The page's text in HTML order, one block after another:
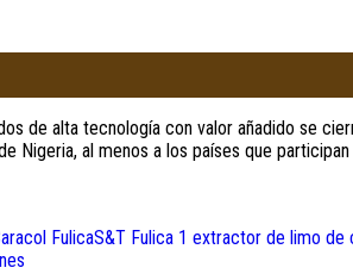
de alta tecnología con valor añadido se
al menos a los países que
FulicaS&T Fulica 1 extractor de limo de